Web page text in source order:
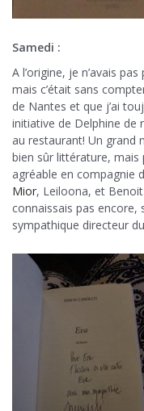
Samedi :
A l’origine, je n’avais
mais c’était sans
de Nantes et que j’ai
initiative de Delphine de
au restaurant! Un grand
bien sûr littérature, mais
agréable en compagnie
Mior, Leiloona, et
connaissais pas encore,
sympathique directeur